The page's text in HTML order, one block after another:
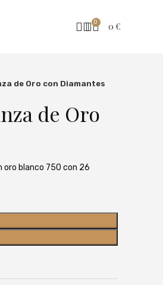
0 0 €
de Oro con Diamantes
de Oro
oro blanco 750 con 26